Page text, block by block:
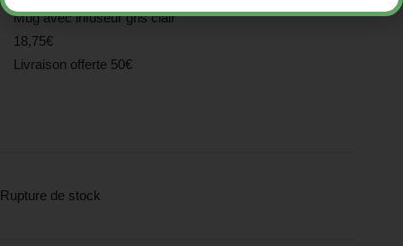
Mug avec infuseur gris clair
18,75€
Livraison offerte 50€
Rupture de stock